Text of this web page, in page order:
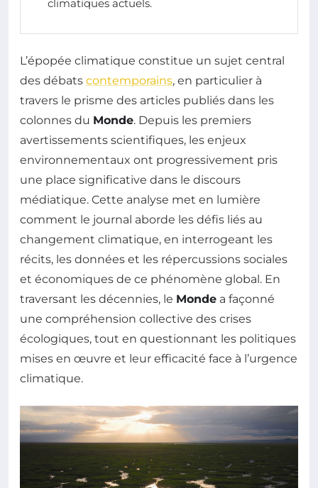
climatiques actuels.
L’épopée climatique constitue un sujet central
des débats contemporains, en particulier à
travers le prisme des articles publiés dans les
colonnes du Monde. Depuis les premiers
avertissements scientifiques, les enjeux
environnementaux ont progressivement pris
une place significative dans le discours
médiatique. Cette analyse met en lumière
comment le journal aborde les défis liés au
changement climatique, en interrogeant les
récits, les données et les répercussions sociales
et économiques de ce phénomène global. En
traversant les décennies, le Monde a façonné
une compréhension collective des crises
écologiques, tout en questionnant les politiques
mises en œuvre et leur efficacité face à l’urgence
climatique.